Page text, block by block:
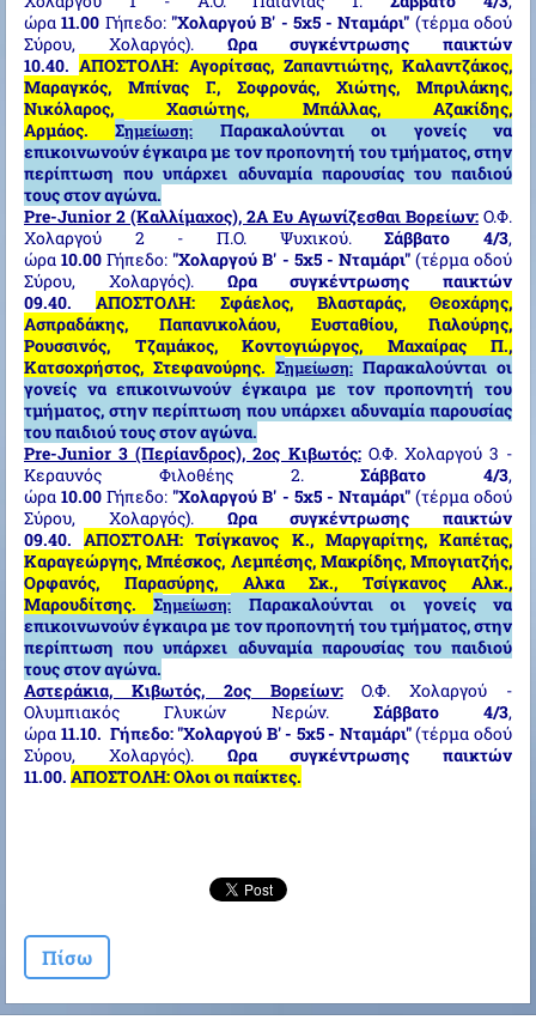
ώρα 11.00 Γήπεδο: "Χολαργού Β' - 5x5 - Νταμάρι" (τέρμα οδού
Σύρου, Χολαργός). Ωρα συγκέντρωσης παικτών
10.40.ΑΠΟΣΤΟΛΗ: Αγορίτσας, Ζαπαντιώτης, Καλαντζάκος,
Μαραγκός, Μπίνας Γ., Σοφρονάς, Χιώτης, Μπριλάκης,
Νικόλαρος, Χασιώτης, Μπάλλας, Αζακίδης,
Αρμάος.Σημείωση:
Παρακαλούνται οι γονείς να
επικοινωνούν έγκαιρα με τον προπονητή του τμήματος, στην
περίπτωση που υπάρχει αδυναμία παρουσίας του παιδιού
τους στον αγώνα.
Pre-Junior 2 (Καλλίμαχος), 2Α Ευ Αγωνίζεσθαι Βορείων: Ο.Φ.
Χολαργού 2 - Π.Ο. Ψυχικού.Σάββατο 4/3,
ώρα 10.00 Γήπεδο: "Χολαργού Β' - 5x5 - Νταμάρι" (τέρμα οδού
Σύρου, Χολαργός). Ωρα συγκέντρωσης παικτών
09.40.ΑΠΟΣΤΟΛΗ: Σφάελος, Βλασταράς, Θεοχάρης,
Ασπραδάκης, Παπανικολάου, Ευσταθίου, Γιαλούρης,
Ρουσσινός, Τζαμάκος, Κοντογιώργος, Μαχαίρας Π.,
Κατσοχρήστος, Στεφανούρης. Σημείωση: Παρακαλούνται οι
γονείς να επικοινωνούν έγκαιρα με τον προπονητή του
τμήματος, στην περίπτωση που υπάρχει αδυναμία παρουσίας
του παιδιού τους στον αγώνα.
Pre-Junior 3 (Περίανδρος), 2ος Κιβωτός:Ο.Φ. Χολαργού 3 -
Κεραυνός Φιλοθέης 2.Σάββατο 4/3,
ώρα 10.00 Γήπεδο: "Χολαργού Β' - 5x5 - Νταμάρι" (τέρμα οδού
Σύρου, Χολαργός). Ωρα συγκέντρωσης παικτών
09.40.ΑΠΟΣΤΟΛΗ: Τσίγκανος Κ., Μαργαρίτης, Καπέτας,
Καραγεώργης, Μπέσκος, Λεμπέσης, Μακρίδης, Μπογιατζής,
Ορφανός, Παρασύρης, Αλκα Σκ., Τσίγκανος Αλκ.,
Μαρουδίτσης.Σημείωση:
Παρακαλούνται οι γονείς να
επικοινωνούν έγκαιρα με τον προπονητή του τμήματος, στην
περίπτωση που υπάρχει αδυναμία παρουσίας του παιδιού
τους στον αγώνα.
Αστεράκια, Κιβωτός, 2ος Βορείων:Ο.Φ. Χολαργού -
Ολυμπιακός Γλυκών Νερών. Σάββατο 4/3,
ώρα 11.10. Γήπεδο: "Χολαργού Β' - 5x5 - Νταμάρι"(τέρμα οδού
Σύρου, Χολαργός).
Ωρα συγκέντρωσης παικτών
11.00. ΑΠΟΣΤΟΛΗ: Ολοι οι παίκτες.
Πίσω